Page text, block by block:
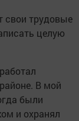
свои трудовые
целую
В мой
были
и охранял